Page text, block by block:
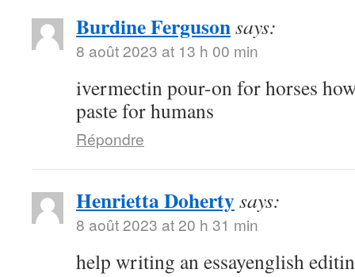
Burdine Fergusonsays:
8 août 2023 at 13 h 00 min
ivermectin pour-on for horses
paste for humans
Répondre
Henrietta Dohertysays:
8 août 2023 at 20 h 31 min
help writing an essayenglish